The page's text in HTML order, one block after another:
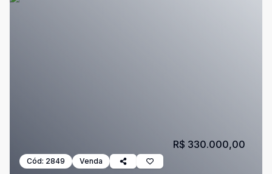
Cód: 2849 Venda
R$ 330.000,00